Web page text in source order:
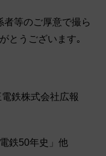
等のご厚意で撮ら
とうございます｡
鉄株式会社広報
鉄50年史」他